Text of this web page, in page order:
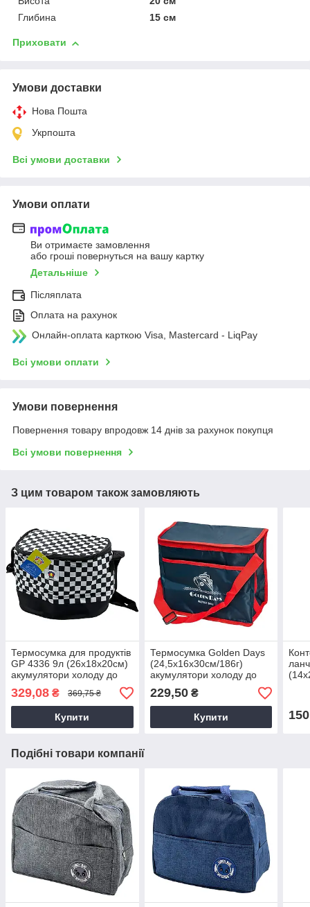
Глибина
15 см
Приховати
Умови доставки
Нова Пошта
Укрпошта
Всі умови доставки
Умови оплати
Ви отримаєте замовлення
або гроші повернуться на вашу картку
Детальніше
Післяплата
Оплата на рахунок
Онлайн-оплата карткою Visa, Mastercard - LiqPay
Всі умови оплати
Умови повернення
Повернення товару впродовж 14 днів за рахунок покупця
Всі умови повернення
З цим товаром також замовляють
Термосумка для продуктів
GP 4336 9л (26х18х20см)
акумулятори холоду до
комплекту не входять
329,08 ₴ 369,75 ₴
Купити
Термосумка Golden Days
(24,5х16х30см/186г)
акумулятори холоду до
комплекту не входять,
Сумка-холодильник
229,50₴
Купити
Подібні товари компанії